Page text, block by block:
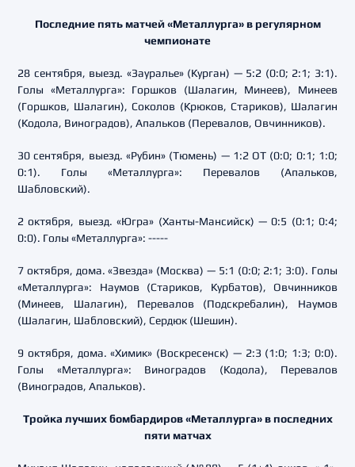
Последние пять матчей «Металлурга» в регулярном
чемпионате
28 сентября, выезд. «Зауралье» (Курган) — 5:2 (0:0; 2:1; 3:1).
Голы «Металлурга»: Горшков (Шалагин, Минеев), Минеев
(Горшков, Шалагин), Соколов (Крюков, Стариков), Шалагин
(Кодола, Виноградов), Апальков (Перевалов, Овчинников).
30 сентября, выезд. «Рубин» (Тюмень) — 1:2 ОТ (0:0; 0:1; 1:0;
0:1). Голы «Металлурга»: Перевалов (Апальков,
Шабловский).
2 октября, выезд. «Югра» (Ханты-Мансийск) — 0:5 (0:1; 0:4;
0:0). Голы «Металлурга»: -----
7 октября, дома. «Звезда» (Москва) — 5:1 (0:0; 2:1; 3:0). Голы
«Металлурга»: Наумов (Стариков, Курбатов), Овчинников
(Минеев, Шалагин), Перевалов (Подскребалин), Наумов
(Шалагин, Шабловский), Сердюк (Шешин).
9 октября, дома. «Химик» (Воскресенск) — 2:3 (1:0; 1:3; 0:0).
Голы «Металлурга»: Виноградов (Кодола), Перевалов
(Виноградов, Апальков).
Тройка лучших бомбардиров «Металлурга» в последних
пяти матчах